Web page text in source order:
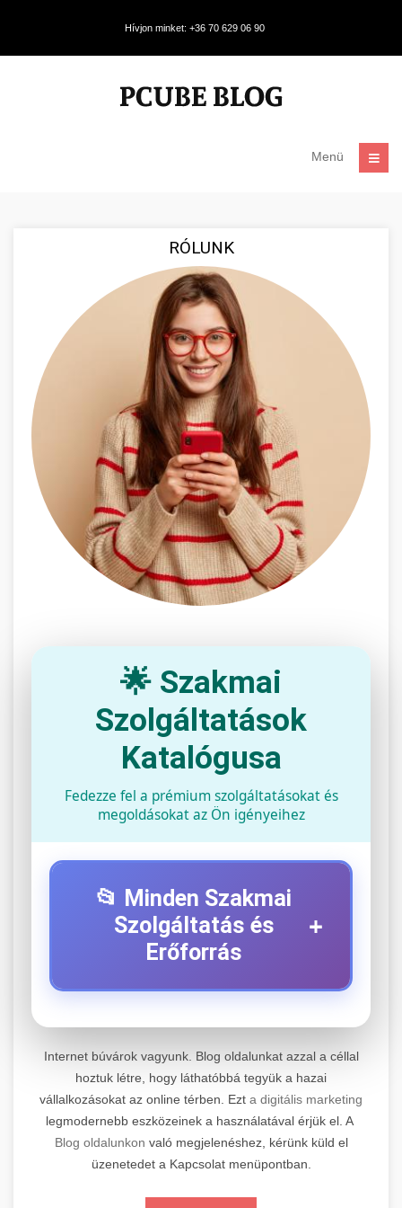
Hívjon minket: +36 70 629 06 90
Menü
RÓLUNK
🌟 Szakmai
Szolgáltatások
Katalógusa
Fedezze fel a prémium szolgáltatásokat és
megoldásokat az Ön igényeihez
📂 Minden Szakmai
Szolgáltatás és
Erőforrás
+
+
Professzionális elektromos roller javítási és
karbantartási szolgáltatások. Szakértő
technikusaink minőségi szervízt nyújtanak
minden jelentős márkához és modellhez.
Szervizközpont Látogatása
📊 2. Online Marketing
Ügynökség
+
Átfogó online marketing szolgáltatások,
beleértve a SEO-t, közösségi média kezelést és
Internet búvárok vagyunk. Blog oldalunkat azzal a céllal
hoztuk létre, hogy láthatóbbá tegyük a hazai
vállalkozásokat az online térben. Ezt a digitális marketing
legmodernebb eszközeinek a használatával érjük el. A
Blog oldalunkon való megjelenéshez, kérünk küld el
üzenetedet a Kapcsolat menüpontban.